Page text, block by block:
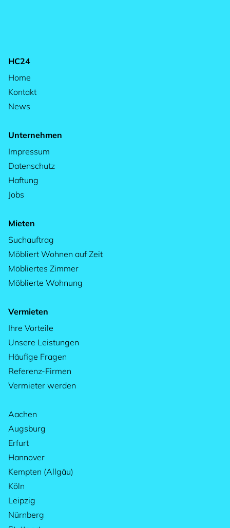
HC24
Home
Kontakt
News
Unternehmen
Impressum
Datenschutz
Haftung
Jobs
Mieten
Suchauftrag
Möbliert Wohnen auf Zeit
Möbliertes Zimmer
Möblierte Wohnung
Vermieten
Ihre Vorteile
Unsere Leistungen
Häufige Fragen
Referenz-Firmen
Vermieter werden
Aachen
Augsburg
Erfurt
Hannover
Kempten (Allgäu)
Köln
Leipzig
Nürnberg